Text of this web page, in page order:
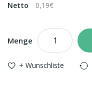
Netto
0,19€
Menge
+ Wunschliste